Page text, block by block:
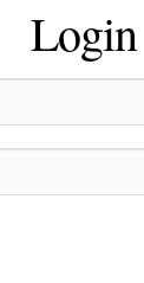
Login